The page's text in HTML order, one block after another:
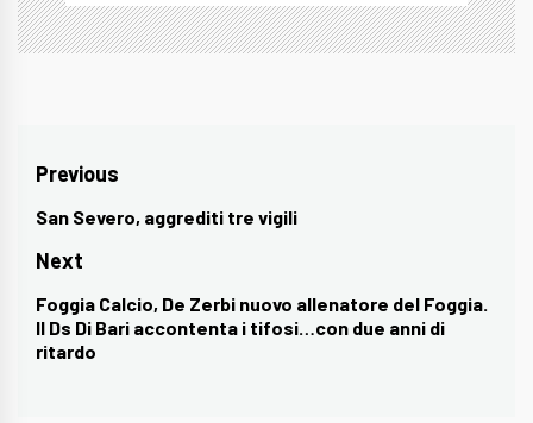
Navigazione
articoli
Previous
Previous
post:
San Severo, aggrediti tre vigili
Next
Next
post:
Foggia Calcio, De Zerbi nuovo allenatore del Foggia.
Il Ds Di Bari accontenta i tifosi…con due anni di
ritardo